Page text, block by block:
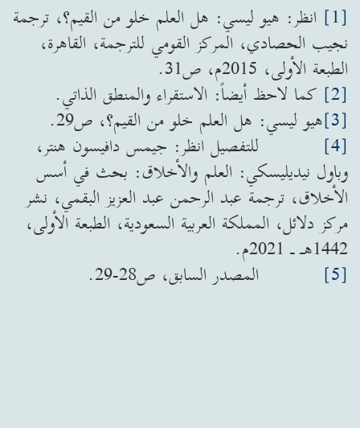
[1]
انظر: هيو ليسي: هل العلم خلو من القيم؟، ترجمة
نجيب الحصادي، المركز القومي للترجمة، القاهرة،
الطبعة الأولى، 2015م، ص31.
[2]
كما لاحظ أيضاً: الاستقراء والمنطق الذاتي.
[3]
هيو ليسي: هل العلم خلو من القيم؟، ص29.
[4]
للتفصيل انظر: جيمس دافيسون هنتر،
وباول نيديليسكي: العلم والأخلاق: بحث في أسس
الأخلاق، ترجمة عبد الرحمن عبد العزيز البقمي، نشر
مركز دلائل، المملكة العربية السعودية، الطبعة الأولى،
1442هـ ـ 2021م.
[5]
المصدر السابق، ص28-29.